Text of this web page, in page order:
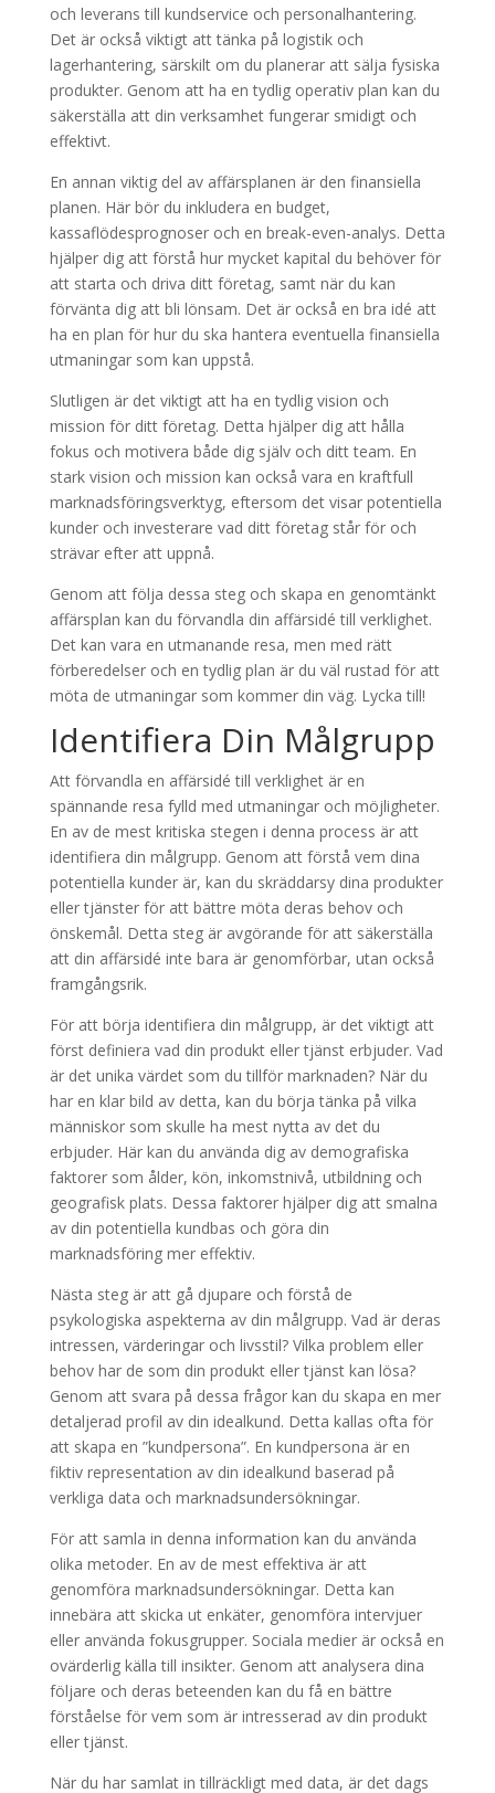
och leverans till kundservice och personalhantering.
Det är också viktigt att tänka på logistik och
lagerhantering, särskilt om du planerar att sälja fysiska
produkter. Genom att ha en tydlig operativ plan kan du
säkerställa att din verksamhet fungerar smidigt och
effektivt.
En annan viktig del av affärsplanen är den finansiella
planen. Här bör du inkludera en budget,
kassaflödesprognoser och en break-even-analys. Detta
hjälper dig att förstå hur mycket kapital du behöver för
att starta och driva ditt företag, samt när du kan
förvänta dig att bli lönsam. Det är också en bra idé att
ha en plan för hur du ska hantera eventuella finansiella
utmaningar som kan uppstå.
Slutligen är det viktigt att ha en tydlig vision och
mission för ditt företag. Detta hjälper dig att hålla
fokus och motivera både dig själv och ditt team. En
stark vision och mission kan också vara en kraftfull
marknadsföringsverktyg, eftersom det visar potentiella
kunder och investerare vad ditt företag står för och
strävar efter att uppnå.
Genom att följa dessa steg och skapa en genomtänkt
affärsplan kan du förvandla din affärsidé till verklighet.
Det kan vara en utmanande resa, men med rätt
förberedelser och en tydlig plan är du väl rustad för att
möta de utmaningar som kommer din väg. Lycka till!
Identifiera Din Målgrupp
Att förvandla en affärsidé till verklighet är en
spännande resa fylld med utmaningar och möjligheter.
En av de mest kritiska stegen i denna process är att
identifiera din målgrupp. Genom att förstå vem dina
potentiella kunder är, kan du skräddarsy dina produkter
eller tjänster för att bättre möta deras behov och
önskemål. Detta steg är avgörande för att säkerställa
att din affärsidé inte bara är genomförbar, utan också
framgångsrik.
För att börja identifiera din målgrupp, är det viktigt att
först definiera vad din produkt eller tjänst erbjuder. Vad
är det unika värdet som du tillför marknaden? När du
har en klar bild av detta, kan du börja tänka på vilka
människor som skulle ha mest nytta av det du
erbjuder. Här kan du använda dig av demografiska
faktorer som ålder, kön, inkomstnivå, utbildning och
geografisk plats. Dessa faktorer hjälper dig att smalna
av din potentiella kundbas och göra din
marknadsföring mer effektiv.
Nästa steg är att gå djupare och förstå de
psykologiska aspekterna av din målgrupp. Vad är deras
intressen, värderingar och livsstil? Vilka problem eller
behov har de som din produkt eller tjänst kan lösa?
Genom att svara på dessa frågor kan du skapa en mer
detaljerad profil av din idealkund. Detta kallas ofta för
att skapa en ”kundpersona”. En kundpersona är en
fiktiv representation av din idealkund baserad på
verkliga data och marknadsundersökningar.
För att samla in denna information kan du använda
olika metoder. En av de mest effektiva är att
genomföra marknadsundersökningar. Detta kan
innebära att skicka ut enkäter, genomföra intervjuer
eller använda fokusgrupper. Sociala medier är också en
ovärderlig källa till insikter. Genom att analysera dina
följare och deras beteenden kan du få en bättre
förståelse för vem som är intresserad av din produkt
eller tjänst.
När du har samlat in tillräckligt med data, är det dags